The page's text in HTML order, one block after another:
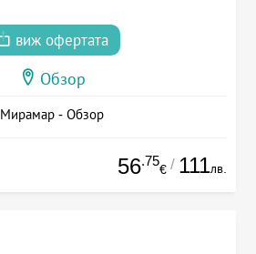
виж офертата
Обзор
Мирамар - Обзор
56.75
€ / 111лв.